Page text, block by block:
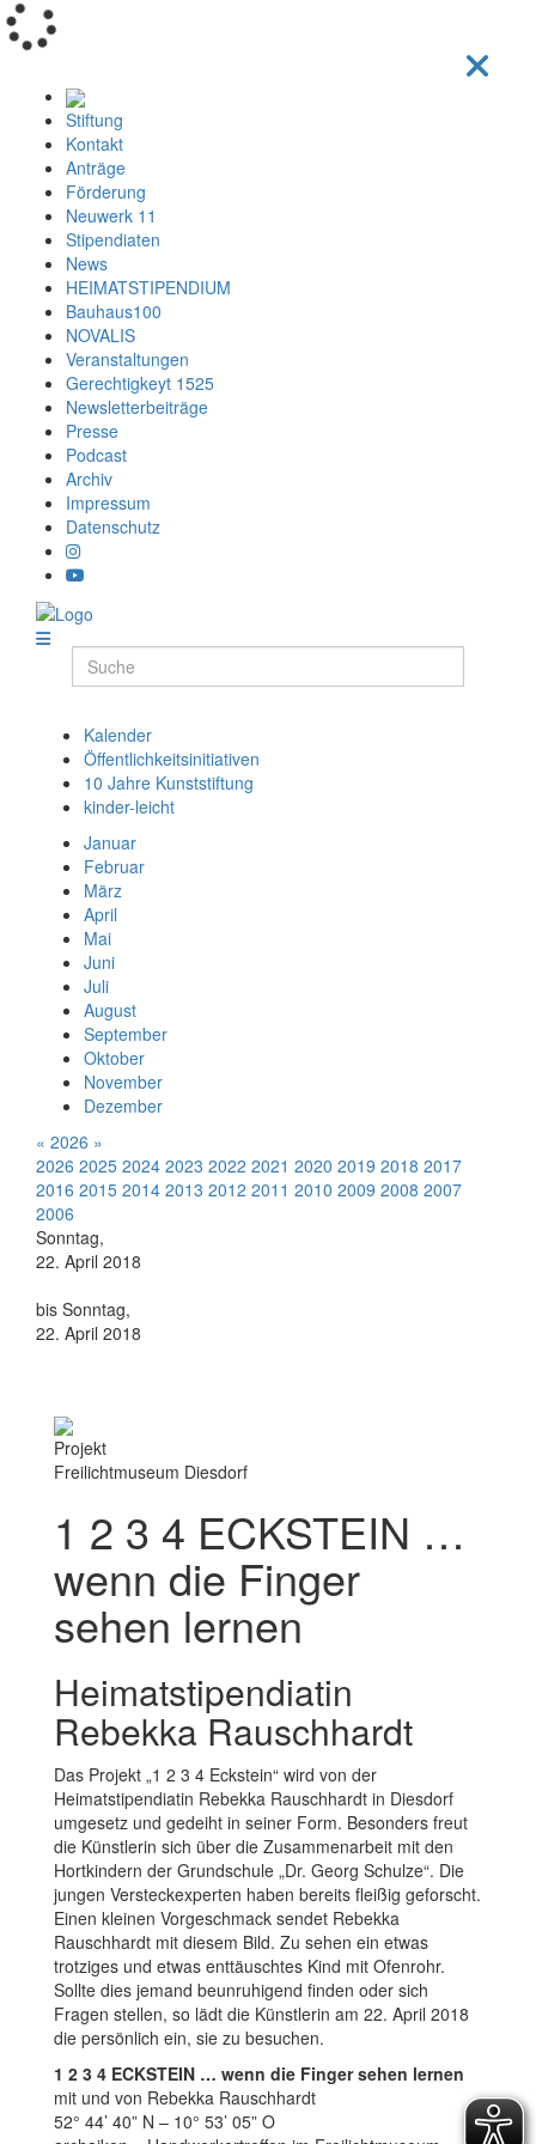
Stiftung
Kontakt
Anträge
Förderung
Neuwerk 11
Stipendiaten
News
HEIMATSTIPENDIUM
Bauhaus100
NOVALIS
Veranstaltungen
Gerechtigkeyt 1525
Newsletterbeiträge
Presse
Podcast
Archiv
Impressum
Datenschutz
Kalender
Öffentlichkeitsinitiativen
10 Jahre Kunststiftung
kinder-leicht
Januar
Februar
März
April
Mai
Juni
Juli
August
September
Oktober
November
Dezember
« 2026 »
2026 2025 2024 2023 2022 2021 2020 2019 2018 2017
2016 2015 2014 2013 2012 2011 2010 2009 2008 2007
2006
Sonntag,
22. April 2018
bis Sonntag,
22. April 2018
Projekt
Freilichtmuseum Diesdorf
1 2 3 4 ECKSTEIN …
wenn die Finger
sehen lernen
Heimatstipendiatin
Rebekka Rauschhardt
Das Projekt „1 2 3 4 Eckstein“ wird von der
Heimatstipendiatin Rebekka Rauschhardt in Diesdorf
umgesetz und gedeiht in seiner Form. Besonders freut
die Künstlerin sich über die Zusammenarbeit mit den
Hortkindern der Grundschule „Dr. Georg Schulze“. Die
jungen Versteckexperten haben bereits fleißig geforscht.
Einen kleinen Vorgeschmack sendet Rebekka
Rauschhardt mit diesem Bild. Zu sehen ein etwas
trotziges und etwas enttäuschtes Kind mit Ofenrohr.
Sollte dies jemand beunruhigend finden oder sich
Fragen stellen, so lädt die Künstlerin am 22. April 2018
die persönlich ein, sie zu besuchen.
1 2 3 4 ECKSTEIN … wenn die Finger sehen lernen
mit und von Rebekka Rauschhardt
52° 44’ 40” N – 10° 53’ 05” O